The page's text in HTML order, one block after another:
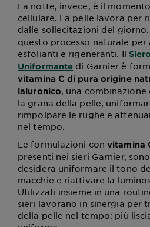
La notte, invece, è il
cellulare. La pelle lavora per
dalle sollecitazioni del giorno.
questo processo naturale
esfolianti e rigeneranti. Il
Uniformante di Garnier è
vitamina C di pura origine
ialuronico, una
la grana della pelle,
rimpolpare le rughe e
nel tempo.
Le formulazioni con vitamina
presenti nei sieri Garnier,
desidera uniformare il tono
macchie e riattivare la
Utilizzati insieme in una
sieri lavorano in sinergia per
della pelle nel tempo: più